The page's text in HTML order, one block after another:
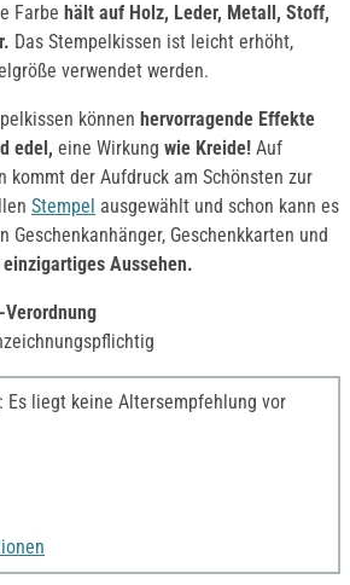
Farbe hält auf Holz, Leder, Metall, Stoff,
Das Stempelkissen ist leicht erhöht,
verwendet werden.
können hervorragende Effekte
edel, eine Wirkung wie Kreide! Auf
kommt der Aufdruck am Schönsten zur
Stempel ausgewählt und schon kann es
Geschenkanhänger, Geschenkkarten und
einzigartiges Aussehen.
Verordnung
Es liegt keine Altersempfehlung vor